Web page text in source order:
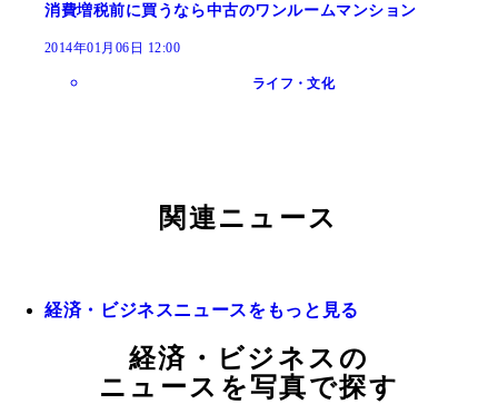
消費増税前に買うなら中古のワンルームマンション
2014年01月06日 12:00
ライフ・文化
関連ニュース
経済・ビジネスニュースをもっと見る
経済・ビジネスの
ニュースを写真で探す